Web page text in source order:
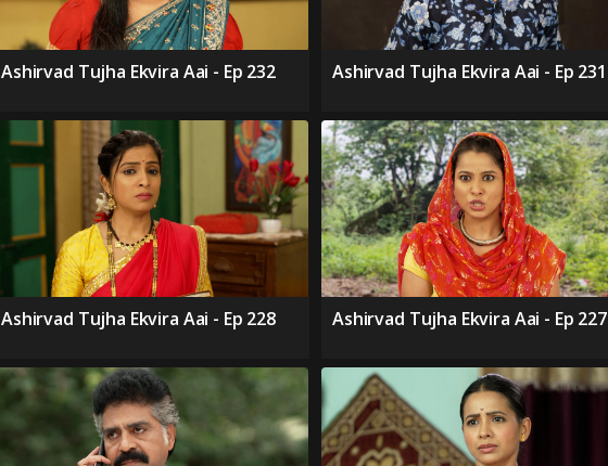
Ashirvad Tujha Ekvira Aai - Ep 232 Ashirvad Tujha Ekvira Aai - Ep 231
Ashirvad Tujha Ekvira Aai - Ep 228 Ashirvad Tujha Ekvira Aai - Ep 227